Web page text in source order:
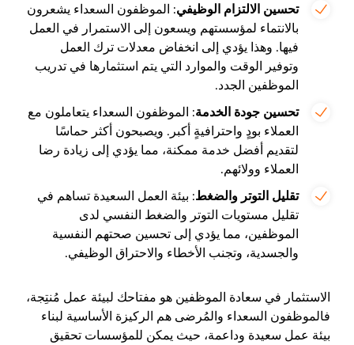
تحسين الالتزام الوظيفي: الموظفون السعداء يشعرون
بالانتماء لمؤسستهم ويسعون إلى الاستمرار في العمل
فيها. وهذا يؤدي إلى انخفاض معدلات ترك العمل
وتوفير الوقت والموارد التي يتم استثمارها في تدريب
الموظفين الجدد.
تحسين جودة الخدمة: الموظفون السعداء يتعاملون مع
العملاء بودٍ واحترافيةٍ أكبر. ويصبحون أكثر حماسًا
لتقديم أفضل خدمة ممكنة، مما يؤدي إلى زيادة رضا
العملاء وولائهم.
تقليل التوتر والضغط: بيئة العمل السعيدة تساهم في
تقليل مستويات التوتر والضغط النفسي لدى
الموظفين، مما يؤدي إلى تحسين صحتهم النفسية
والجسدية، وتجنب الأخطاء والاحتراق الوظيفي.
الاستثمار في سعادة الموظفين هو مفتاحك لبيئة عمل مُنتِجة،
فالموظفون السعداء والمُرضى هم الركيزة الأساسية لبناء
بيئة عمل سعيدة وداعمة، حيث يمكن للمؤسسات تحقيق